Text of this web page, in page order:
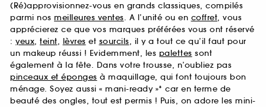
(Ré)approvisionnez-vous en grands classiques, compilés
parmi nos meilleures ventes. A l’unité ou en coffret, vous
apprécierez ce que vos marques préférées vous ont réservé
: yeux, teint, lèvres et sourcils, il y a tout ce qu’il faut pour
un makeup réussi ! Evidemment, les palettes sont
également à la fête. Dans votre trousse, n’oubliez pas
pinceaux et éponges à maquillage, qui font toujours bon
ménage. Soyez aussi « mani-ready »* car en terme de
beauté des ongles, tout est permis ! Puis, on adore les mini-